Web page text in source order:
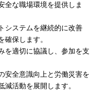
全な職場環境を提供しま
システムを継続的に改善
確保します。
を適切に協議し、参加を支
安全意識向上と労働災害を
活動を展開します。